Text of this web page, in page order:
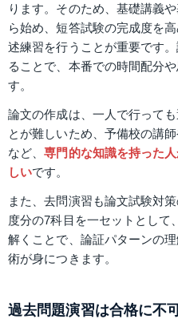
ります。そのため、基礎講義
ら始め、短答試験の完成度を
述練習を行うことが重要です
ることで、本番での時間配分
す。
論文の作成は、一人で行って
とが難しいため、予備校の講
など、専門的な知識を持った
しいです。
また、去問演習も論文試験対
度分の7科目を一セットとして
解くことで、論証パターンの
術が身につきます。
過去問題演習は合格に不